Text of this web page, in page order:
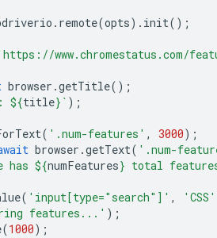
. remote(opts). init();
www.chromestatus.com/
browser .getTitle();
${title} ` );
( '.num-features' , 3000);
browser .getText( '.num-
has ${numFeatures} total
( 'input[type="search"]' , 'CSS'
features...' );
(1000);